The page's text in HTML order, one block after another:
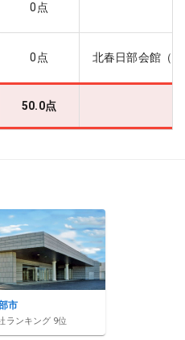
0 点
0 点 北春日部会館（
50.0点
市
ランキング 9位